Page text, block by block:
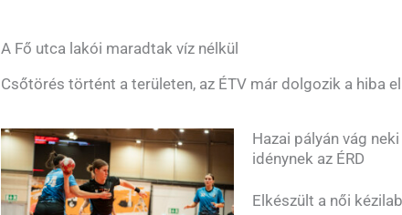
A Fő utca lakói maradtak víz nélkül
Csőtörés történt a területen, az ÉTV már dolgozik a hiba
Hazai pályán vág neki
idénynek az ÉRD
Elkészült a női